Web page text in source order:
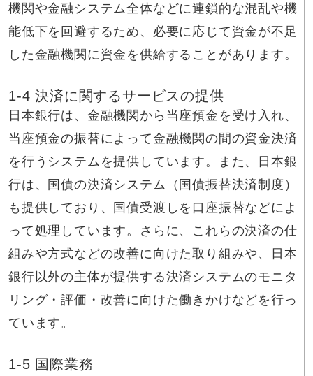
機関や金融システム全体などに連鎖的な混乱や機
能低下を回避するため、必要に応じて資金が不足
した金融機関に資金を供給することがあります。
1-4 決済に関するサービスの提供
日本銀行は、金融機関から当座預金を受け入れ、
当座預金の振替によって金融機関の間の資金決済
を行うシステムを提供しています。また、日本銀
行は、国債の決済システム（国債振替決済制度）
も提供しており、国債受渡しを口座振替などによ
って処理しています。さらに、これらの決済の仕
組みや方式などの改善に向けた取り組みや、日本
銀行以外の主体が提供する決済システムのモニタ
リング・評価・改善に向けた働きかけなどを行っ
ています。
1-5 国際業務